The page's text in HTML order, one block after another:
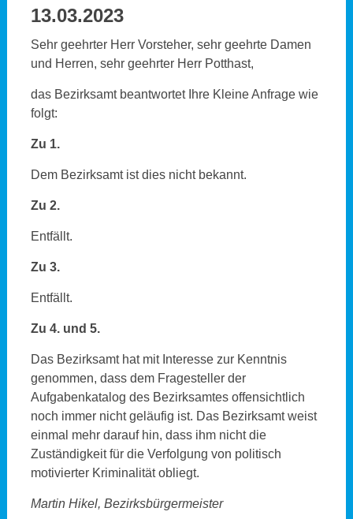
13.03.2023
Sehr geehrter Herr Vorsteher, sehr geehrte Damen
und Herren, sehr geehrter Herr Potthast,
das Bezirksamt beantwortet Ihre Kleine Anfrage wie
folgt:
Zu 1.
Dem Bezirksamt ist dies nicht bekannt.
Zu 2.
Entfällt.
Zu 3.
Entfällt.
Zu 4. und 5.
Das Bezirksamt hat mit Interesse zur Kenntnis
genommen, dass dem Fragesteller der
Aufgabenkatalog des Bezirksamtes offensichtlich
noch immer nicht geläufig ist. Das Bezirksamt weist
einmal mehr darauf hin, dass ihm nicht die
Zuständigkeit für die Verfolgung von politisch
motivierter Kriminalität obliegt.
Martin Hikel, Bezirksbürgermeister